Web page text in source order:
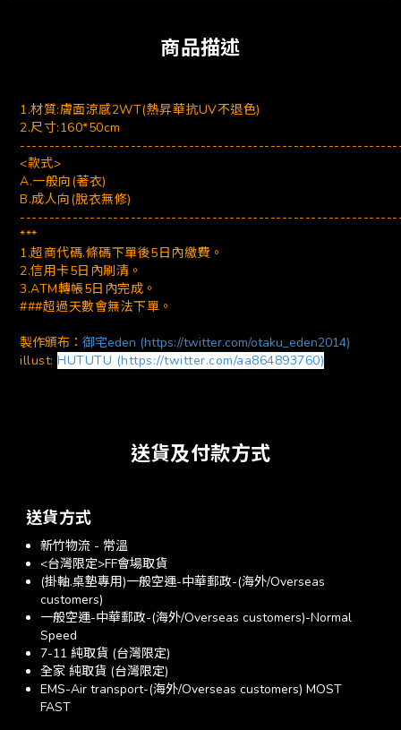
商品描述
1.材質:膚面涼感2WT(熱昇華抗UV不退色)
2.尺寸:160*50cm
<款式>
A.一般向(著衣)
B.成人向(脫衣無修)
***
1.超商代碼.條碼下單後5日內繳費。
2.信用卡5日內刷清。
3.ATM轉帳5日內完成。
###超過天數會無法下單。
製作頒布： 御宅eden (https://twitter.com/otaku_eden2014)
illust: HUTUTU (https://twitter.com/aa864893760)
送貨及付款方式
送貨方式
新竹物流 - 常溫
<台灣限定>FF會場取貨
(掛軸.桌墊專用)一般空運-中華郵政-(海外/Overseas
customers)
一般空運-中華郵政-(海外/Overseas customers)-Normal
Speed
7-11 純取貨 (台灣限定)
全家 純取貨 (台灣限定)
EMS-Air transport-(海外/Overseas customers) MOST
FAST